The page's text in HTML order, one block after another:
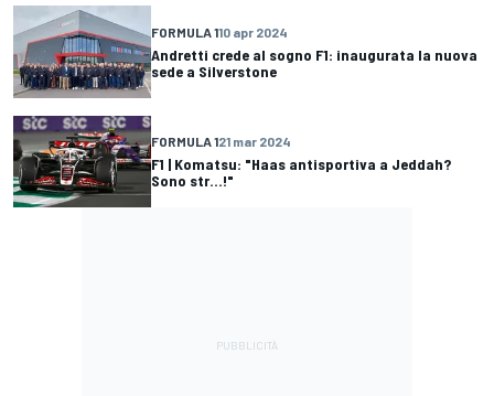
FORMULA 110 apr 2024
Andretti crede al sogno F1: inaugurata la nuova
sede a Silverstone
FORMULA 121 mar 2024
F1 | Komatsu: "Haas antisportiva a Jeddah?
Sono str...!"